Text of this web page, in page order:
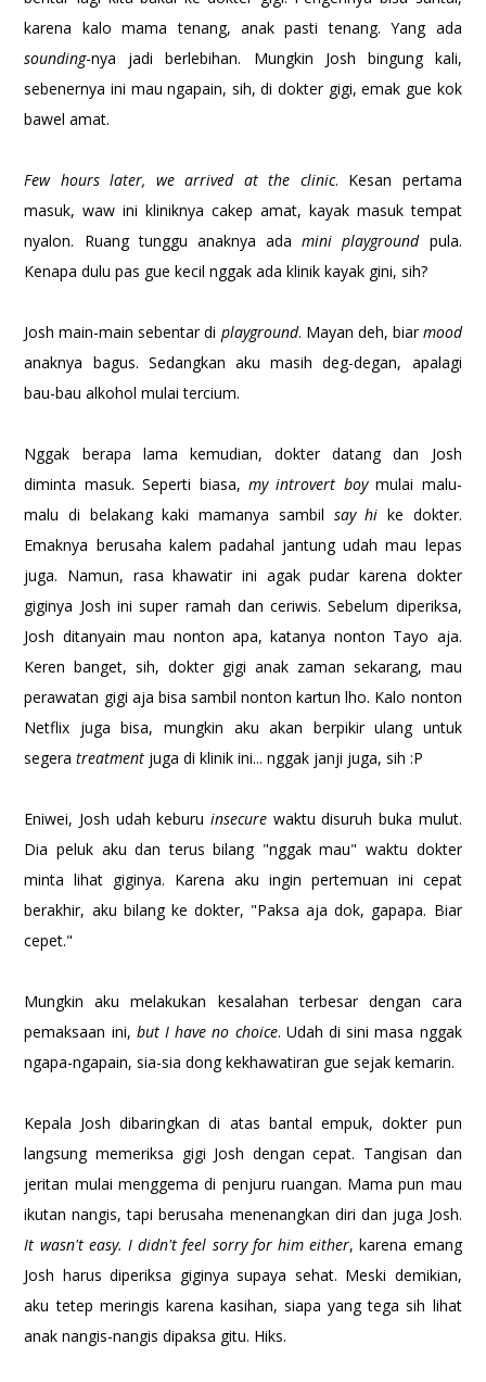
karena kalo mama tenang, anak pasti tenang. Yang ada
sounding-nya jadi berlebihan. Mungkin Josh bingung kali,
sebenernya ini mau ngapain, sih, di dokter gigi, emak gue kok
bawel amat.
Few hours later, we arrived at the clinic. Kesan pertama
masuk, waw ini kliniknya cakep amat, kayak masuk tempat
nyalon. Ruang tunggu anaknya adamini playground pula.
Kenapa dulu pas gue kecil nggak ada klinik kayak gini, sih?
Josh main-main sebentar di playground. Mayan deh, biarmood
anaknya bagus. Sedangkan aku masih deg-degan, apalagi
bau-bau alkohol mulai tercium.
Nggak berapa lama kemudian, dokter datang dan Josh
diminta masuk. Seperti biasa, my introvert boymulai malu-
malu di belakang kaki mamanya sambil say hi ke dokter.
Emaknya berusaha kalem padahal jantung udah mau lepas
juga. Namun, rasa khawatir ini agak pudar karena dokter
giginya Josh ini super ramah dan ceriwis. Sebelum diperiksa,
Josh ditanyain mau nonton apa, katanya nonton Tayo aja.
Keren banget, sih, dokter gigi anak zaman sekarang, mau
perawatan gigi aja bisa sambil nonton kartun lho. Kalo nonton
Netflix juga bisa, mungkin aku akan berpikir ulang untuk
segeratreatment juga di klinik ini... nggak janji juga, sih :P
Eniwei, Josh udah keburu insecure waktu disuruh buka mulut.
Dia peluk aku dan terus bilang "nggak mau" waktu dokter
minta lihat giginya. Karena aku ingin pertemuan ini cepat
berakhir, aku bilang ke dokter, "Paksa aja dok, gapapa. Biar
cepet."
Mungkin aku melakukan kesalahan terbesar dengan cara
pemaksaan ini, but I have no choice. Udah di sini masa nggak
ngapa-ngapain, sia-sia dong kekhawatiran gue sejak kemarin.
Kepala Josh dibaringkan di atas bantal empuk, dokter pun
langsung memeriksa gigi Josh dengan cepat. Tangisan dan
jeritan mulai menggema di penjuru ruangan. Mama pun mau
ikutan nangis, tapi berusaha menenangkan diri dan juga Josh.
It wasn't easy. I didn't feel sorry for him either, karena emang
Josh harus diperiksa giginya supaya sehat. Meski demikian,
aku tetep meringis karena kasihan, siapa yang tega sih lihat
anak nangis-nangis dipaksa gitu. Hiks.